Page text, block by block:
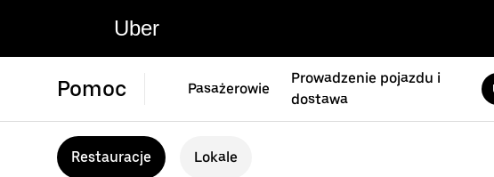
Uber
Pomoc Pasażerowie
Prowadzenie pojazdu i
dostawa
Restauracje Lokale